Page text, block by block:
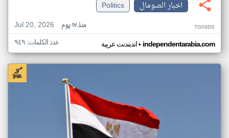
اخبار الصومال
Politics
Jul 20, 2026
منذ ١٧ يوم TG09DS
اندبندنت عربية• independentarabia.com عدد الكلمات: ٩٤٩